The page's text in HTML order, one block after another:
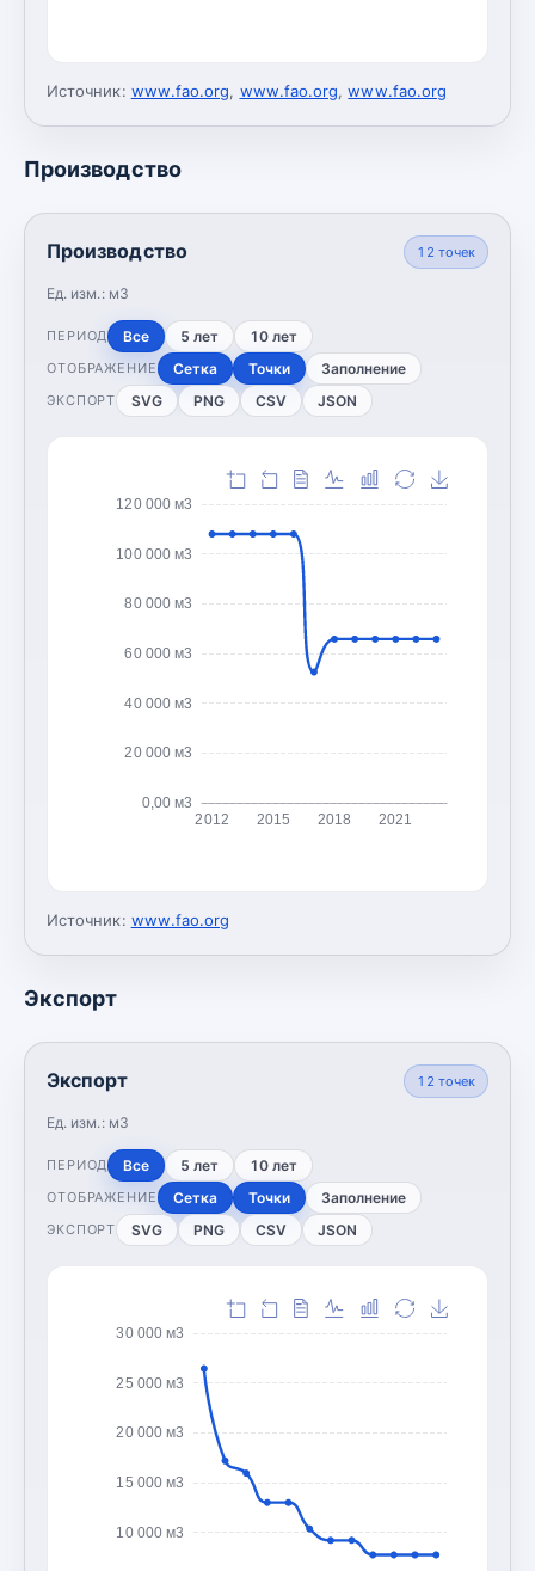
Источник: www.fao.org, www.fao.org,www.fao.org
Производство
Производство
Ед. изм.: м3
12 точек
ПЕРИОД Все 5 лет 10 лет
ОТОБРАЖЕНИЕ Сетка Точки Заполнение
ЭКСПОРТ SVG PNG CSV JSON
0,00 м3
20 000 м3
40 000 м3
60 000 м3
80 000 м3
100 000 м3
120 000 м3
2012 2015 2018 2021
Источник: www.fao.org
Экспорт
Экспорт
Ед. изм.: м3
12 точек
ПЕРИОД Все 5 лет 10 лет
ОТОБРАЖЕНИЕ Сетка Точки Заполнение
ЭКСПОРТ SVG PNG CSV JSON
10 000 м3
15 000 м3
20 000 м3
25 000 м3
30 000 м3